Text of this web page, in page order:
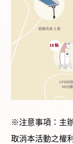
※注意事項：主
取消本活動之權